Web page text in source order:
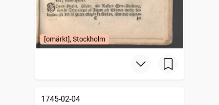
[omärkt], Stockholm
1745-02-04